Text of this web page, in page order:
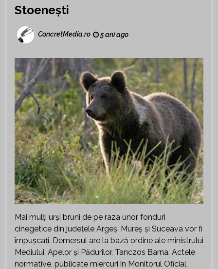
Stoenești
ConcretMedia.ro 5 ani ago
Mai mulți urşi bruni de pe raza unor fonduri
cinegetice din judeţele Argeş, Mureş şi Suceava vor fi
împuşcaţi. Demersul are la bază ordine ale ministrului
Mediului, Apelor şi Pădurilor, Tanczos Barna. Actele
normative, publicate miercuri în Monitorul Oficial,